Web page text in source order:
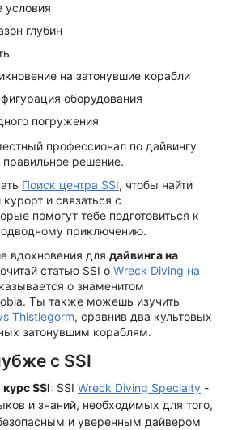
условия
глубин
на затонувшие корабли
оборудования
погружения
профессионал по дайвингу
решение.
Поиск центра SSI, чтобы найти
и связаться с
помогут тебе подготовиться к
приключению.
вдохновения для дайвинга на
статью SSI о Wreck Diving на
о знаменитом
Ты также можешь изучить
Thistlegorm, сравнив два культовых
затонувшим кораблям.
с SSI
SSI: SSI Wreck Diving Specialty -
и знаний, необходимых для того,
и уверенным дайвером